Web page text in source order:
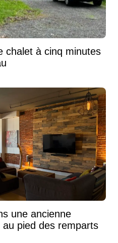
chalet à cinq minutes
une ancienne
pied des remparts